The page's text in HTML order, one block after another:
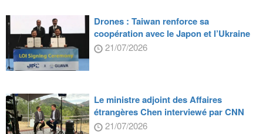
Drones : Taiwan renforce sa
coopération avec le Japon et l’Ukraine
21/07/2026
Le ministre adjoint des Affaires
étrangères Chen interviewé par CNN
21/07/2026